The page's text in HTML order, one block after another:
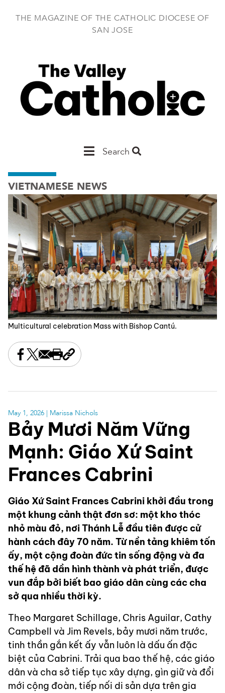
THE MAGAZINE OF THE CATHOLIC DIOCESE OF
SAN JOSE
Main
Jose
Search
VIETNAMESE NEWS
Multicultural celebration Mass with Bishop Cantú.
Share this on Facebook
Share this on X
Share this by email
Print this page
Copy the page address
May 1, 2026 | Marissa Nichols
Bảy Mươi Năm Vững
Mạnh: Giáo Xứ Saint
Frances Cabrini
Giáo Xứ Saint Frances Cabrini khởi đầu trong
một khung cảnh thật đơn sơ: một kho thóc
nhỏ màu đỏ, nơi Thánh Lễ đầu tiên được cử
hành cách đây 70 năm. Từ nền tảng khiêm tốn
ấy, một cộng đoàn đức tin sống động và đa
thế hệ đã dần hình thành và phát triển, được
vun đắp bởi biết bao giáo dân cùng các cha
sở qua nhiều thời kỳ.
Theo Margaret Schillage, Chris Aguilar, Cathy
Campbell và Jim Revels, bảy mươi năm trước,
tinh thần gắn kết ấy vẫn luôn là dấu ấn đặc
biệt của Cabrini. Trải qua bao thế hệ, các giáo
dân và cha sở tiếp tục xây dựng, gìn giữ và đổi
mới cộng đoàn, tiếp nối di sản dựa trên gia